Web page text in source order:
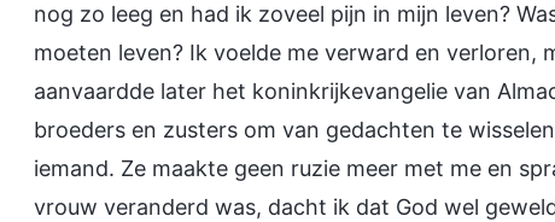
nog zo leeg en had ik zoveel pijn in mijn leven?
moeten leven? Ik voelde me verward en
aanvaardde later het koninkrijkevangelie van
broeders en zusters om van gedachten te
iemand. Ze maakte geen ruzie meer met me en
vrouw veranderd was, dacht ik dat God wel